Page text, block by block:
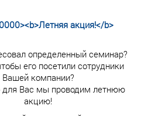
акция!</b>
определенный семинар?
его посетили сотрудники
Вашей компании?
для Вас мы проводим летнюю
акцию!